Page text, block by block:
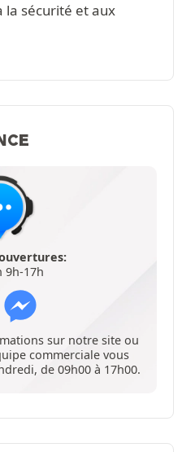
la sécurité et aux
9h-17h
sur notre site ou
commerciale vous
de 09h00 à 17h00.